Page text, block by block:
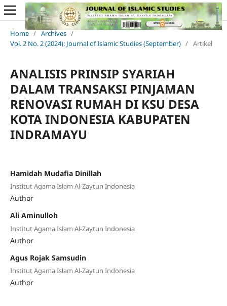
Home / Archives /
Vol. 2 No. 2 (2024): Journal of Islamic Studies (September) / Artikel
ANALISIS PRINSIP SYARIAH
DALAM TRANSAKSI PINJAMAN
RENOVASI RUMAH DI KSU DESA
KOTA INDONESIA KABUPATEN
INDRAMAYU
Hamidah Mudafia Dinillah
Institut Agama Islam Al-Zaytun Indonesia
Author
Ali Aminulloh
Institut Agama Islam Al-Zaytun Indonesia
Author
Agus Rojak Samsudin
Institut Agama Islam Al-Zaytun Indonesia
Author